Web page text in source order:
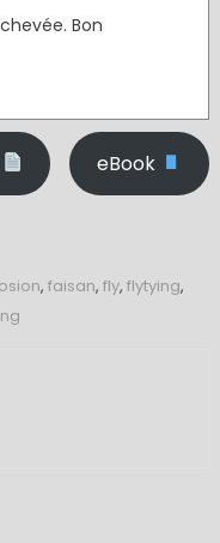
Bon
eBook
, faisan, fly, flytying,